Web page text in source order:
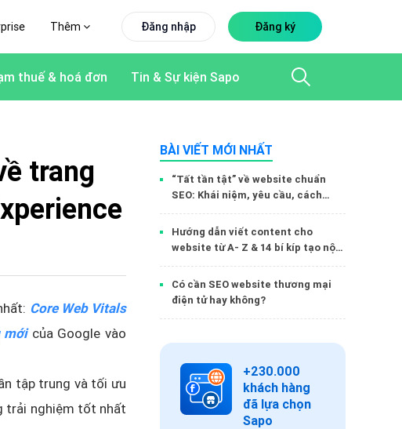
Thêm Đăng nhập Đăng ký
thuế & hoá đơn Tin & Sự kiện Sapo
BÀI VIẾT MỚI NHẤT
“Tất tần tật” về website chuẩn
SEO: Khái niệm, yêu cầu, cách
đánh giá và công cụ hỗ trợ
Hướng dẫn viết content cho
website từ A- Z & 14 bí kíp tạo nội
dung tuyệt vời
Có cần SEO website thương mại
điện tử hay không?
+230.000
khách hàng
đã lựa chọn
Sapo
trang
Core Web Vitals
mới của Google vào
tập trung và tối ưu
trải nghiệm tốt nhất